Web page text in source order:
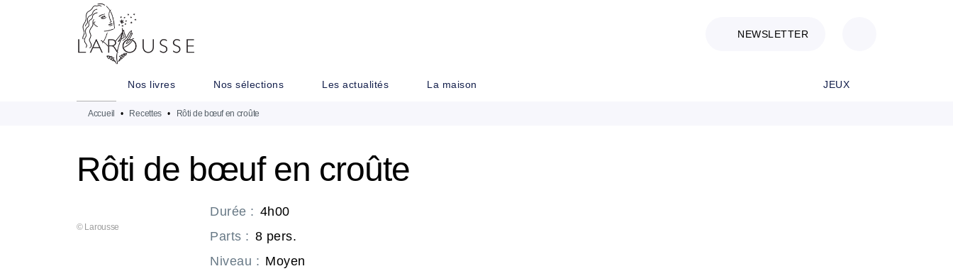
MENU
NEWSLETTER
Nos livres Nos sélections Les actualités La maison JEUX
Accueil • Recettes • Rôti de bœuf en croûte
Rôti de bœuf en croûte
© Larousse
Durée : 4h00
Parts : 8 pers.
Niveau : Moyen